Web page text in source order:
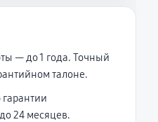
— до 1 года. Точный
талоне.
24 месяцев.